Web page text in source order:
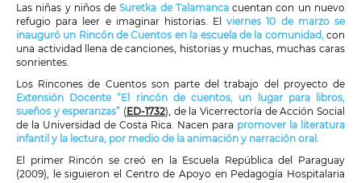
Las niñas y niños deSuretka de Talamancacuentan con un nuevo
refugio para leer e imaginar historias. Elviernes 10 de marzo se
inauguró un Rincón de Cuentos en la escuela de la comunidad, con
una actividad llena de canciones, historias y muchas, muchas caras
sonrientes.
Los Rincones de Cuentos son parte del trabajo del proyecto de
Extensión Docente “El rincón de cuentos, un lugar para libros,
sueños y esperanzas” (ED-1732), de la Vicerrectoría de Acción Social
de la Universidad de Costa Rica. Nacen para promover la literatura
infantil y la lectura, por medio de la animación y narración oral.
El primer Rincón se creó en la Escuela República del Paraguay
(2009), le siguieron el Centro de Apoyo en Pedagogía Hospitalaria